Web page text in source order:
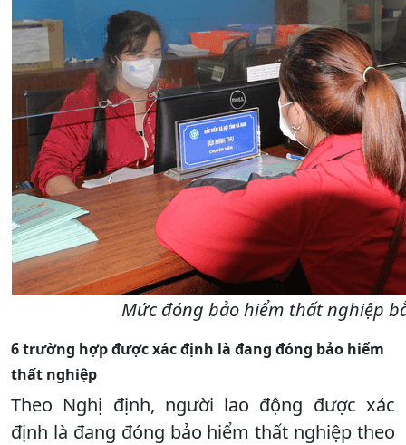
Mức đóng bảo hiểm thất nghiệp
6 trường hợp được xác định là đang đóng bảo hiểm
thất nghiệp
Theo Nghị định, người lao động được xác
định là đang đóng bảo hiểm thất nghiệp theo